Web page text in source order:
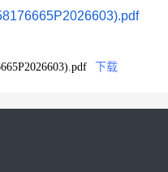
下载